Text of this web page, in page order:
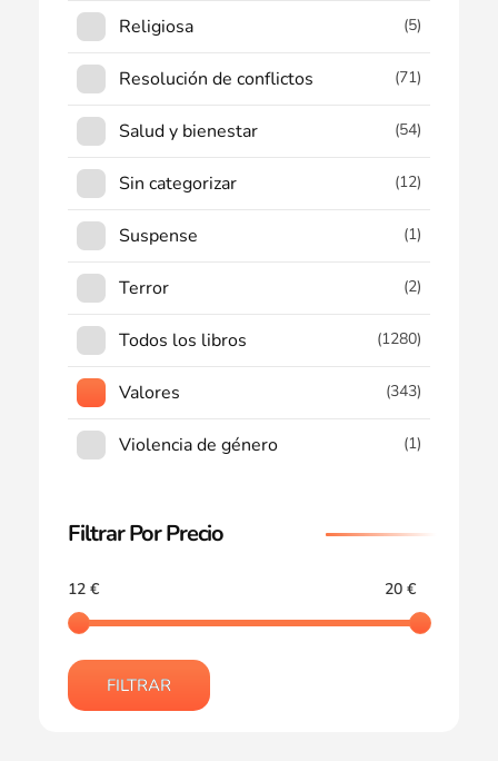
Religiosa (5)
Resolución de conflictos (71)
Salud y bienestar (54)
Sin categorizar (12)
Suspense (1)
Terror (2)
Todos los libros (1280)
Valores (343)
Violencia de género (1)
Filtrar Por Precio
12 € 20 €
FILTRAR